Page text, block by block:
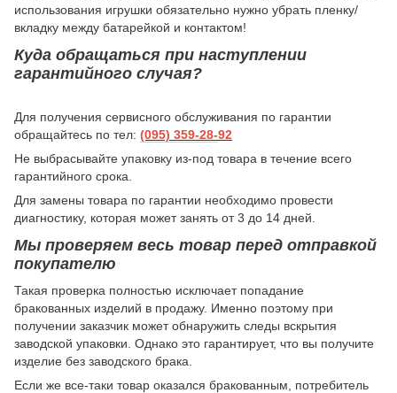
использования игрушки обязательно нужно убрать пленку/
вкладку между батарейкой и контактом!
Куда обращаться при наступлении
гарантийного случая?
Для получения сервисного обслуживания по гарантии
обращайтесь по тел: (095) 359-28-92
Не выбрасывайте упаковку из-под товара в течение всего
гарантийного срока.
Для замены товара по гарантии необходимо провести
диагностику, которая может занять от 3 до 14 дней.
Мы проверяем весь товар перед отправкой
покупателю
Такая проверка полностью исключает попадание
бракованных изделий в продажу. Именно поэтому при
получении заказчик может обнаружить следы вскрытия
заводской упаковки. Однако это гарантирует, что вы получите
изделие без заводского брака.
Если же все-таки товар оказался бракованным, потребитель